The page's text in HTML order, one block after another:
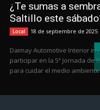
¿Te sumas a
Saltillo este
Local 18 de septiembre de 2025
Daimay Automotive Interior
participar en la 5ª Jornada
para cuidar el medio